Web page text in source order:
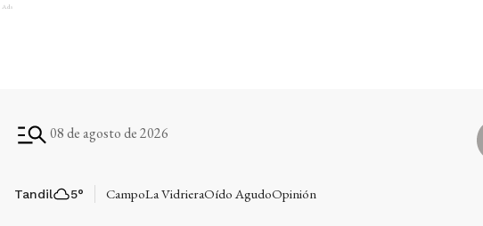
Ads
08 de agosto de 2026
Tandil 5° CampoLa VidrieraOído AgudoOpinión